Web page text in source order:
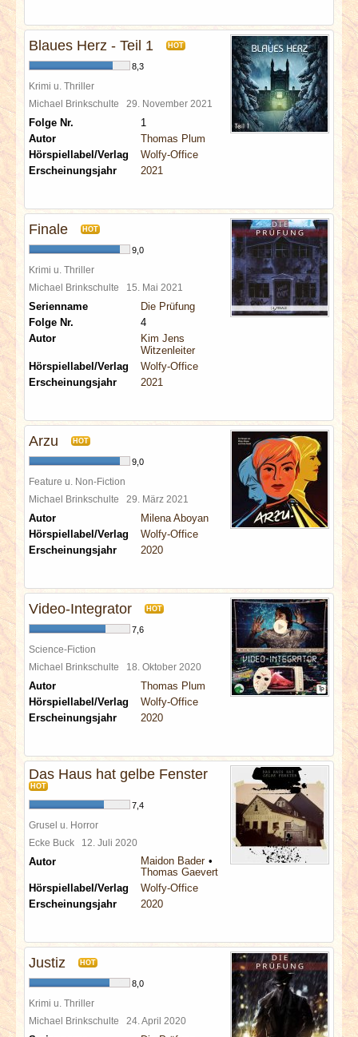
Blaues Herz - Teil 1 HOT
8,3
Krimi u. Thriller
Michael Brinkschulte 29. November 2021
Folge Nr.
1
Autor
Thomas Plum
Hörspiellabel/Verlag
Wolfy-Office
Erscheinungsjahr
2021
Finale HOT
9,0
Krimi u. Thriller
Michael Brinkschulte 15. Mai 2021
Serienname
Die Prüfung
Folge Nr.
4
Autor
Kim Jens
Witzenleiter
Hörspiellabel/Verlag
Wolfy-Office
Erscheinungsjahr
2021
Arzu HOT
9,0
Feature u. Non-Fiction
Michael Brinkschulte 29. März 2021
Autor
Milena Aboyan
Hörspiellabel/Verlag
Wolfy-Office
Erscheinungsjahr
2020
Video-Integrator HOT
7,6
Science-Fiction
Michael Brinkschulte 18. Oktober 2020
Autor
Thomas Plum
Hörspiellabel/Verlag
Wolfy-Office
Erscheinungsjahr
2020
Das Haus hat gelbe Fenster
HOT
7,4
Grusel u. Horror
Ecke Buck 12. Juli 2020
Autor
Maidon Bader
Thomas Gaevert
Hörspiellabel/Verlag
Wolfy-Office
Erscheinungsjahr
2020
Justiz HOT
8,0
Krimi u. Thriller
Michael Brinkschulte 24. April 2020